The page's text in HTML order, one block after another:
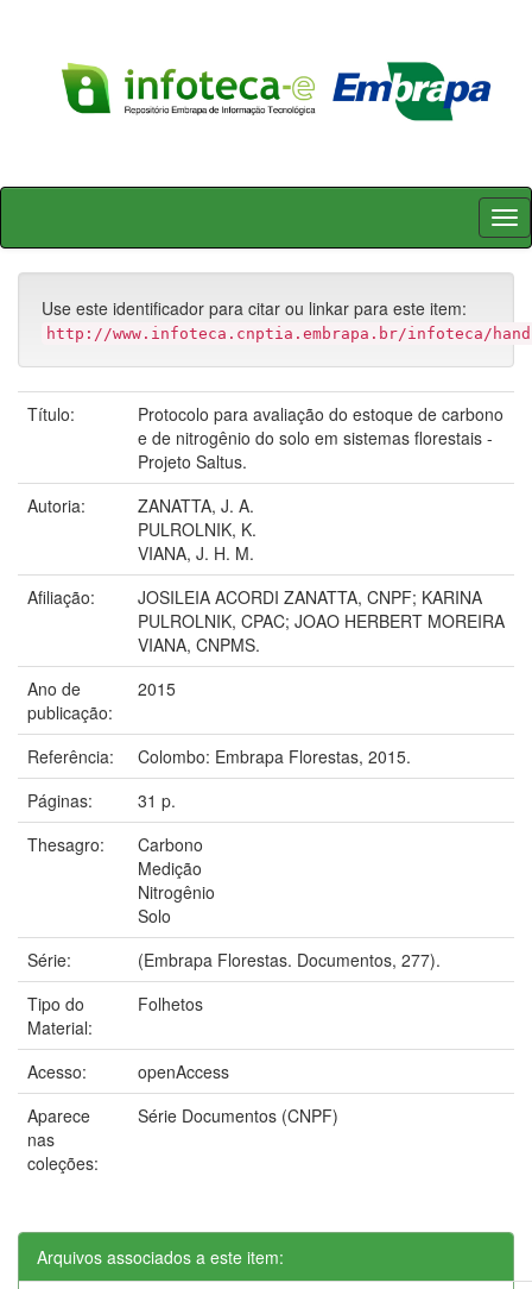
Skip
Use este identificador para citar ou linkar para este item:
http://www.infoteca.cnptia.embrapa.br/infoteca/
Título:
Protocolo para avaliação do estoque de carbono
e de nitrogênio do solo em sistemas florestais -
Projeto Saltus.
Autoria:
ZANATTA, J. A.
PULROLNIK, K.
VIANA, J. H. M.
Afiliação:
JOSILEIA ACORDI ZANATTA, CNPF; KARINA
PULROLNIK, CPAC; JOAO HERBERT MOREIRA
VIANA, CNPMS.
Ano de
publicação:
2015
Referência:
Colombo: Embrapa Florestas, 2015.
Páginas:
31 p.
Thesagro:
Carbono
Medição
Nitrogênio
Solo
Série:
(Embrapa Florestas. Documentos, 277).
Tipo do
Material:
Folhetos
Acesso:
openAccess
Aparece
nas
coleções:
Série Documentos (CNPF)
Arquivos associados a este item: